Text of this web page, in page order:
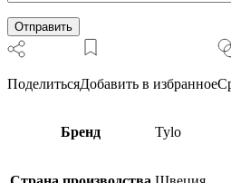
ПоделитьсяДобавить в избранное
Бренд Tylo